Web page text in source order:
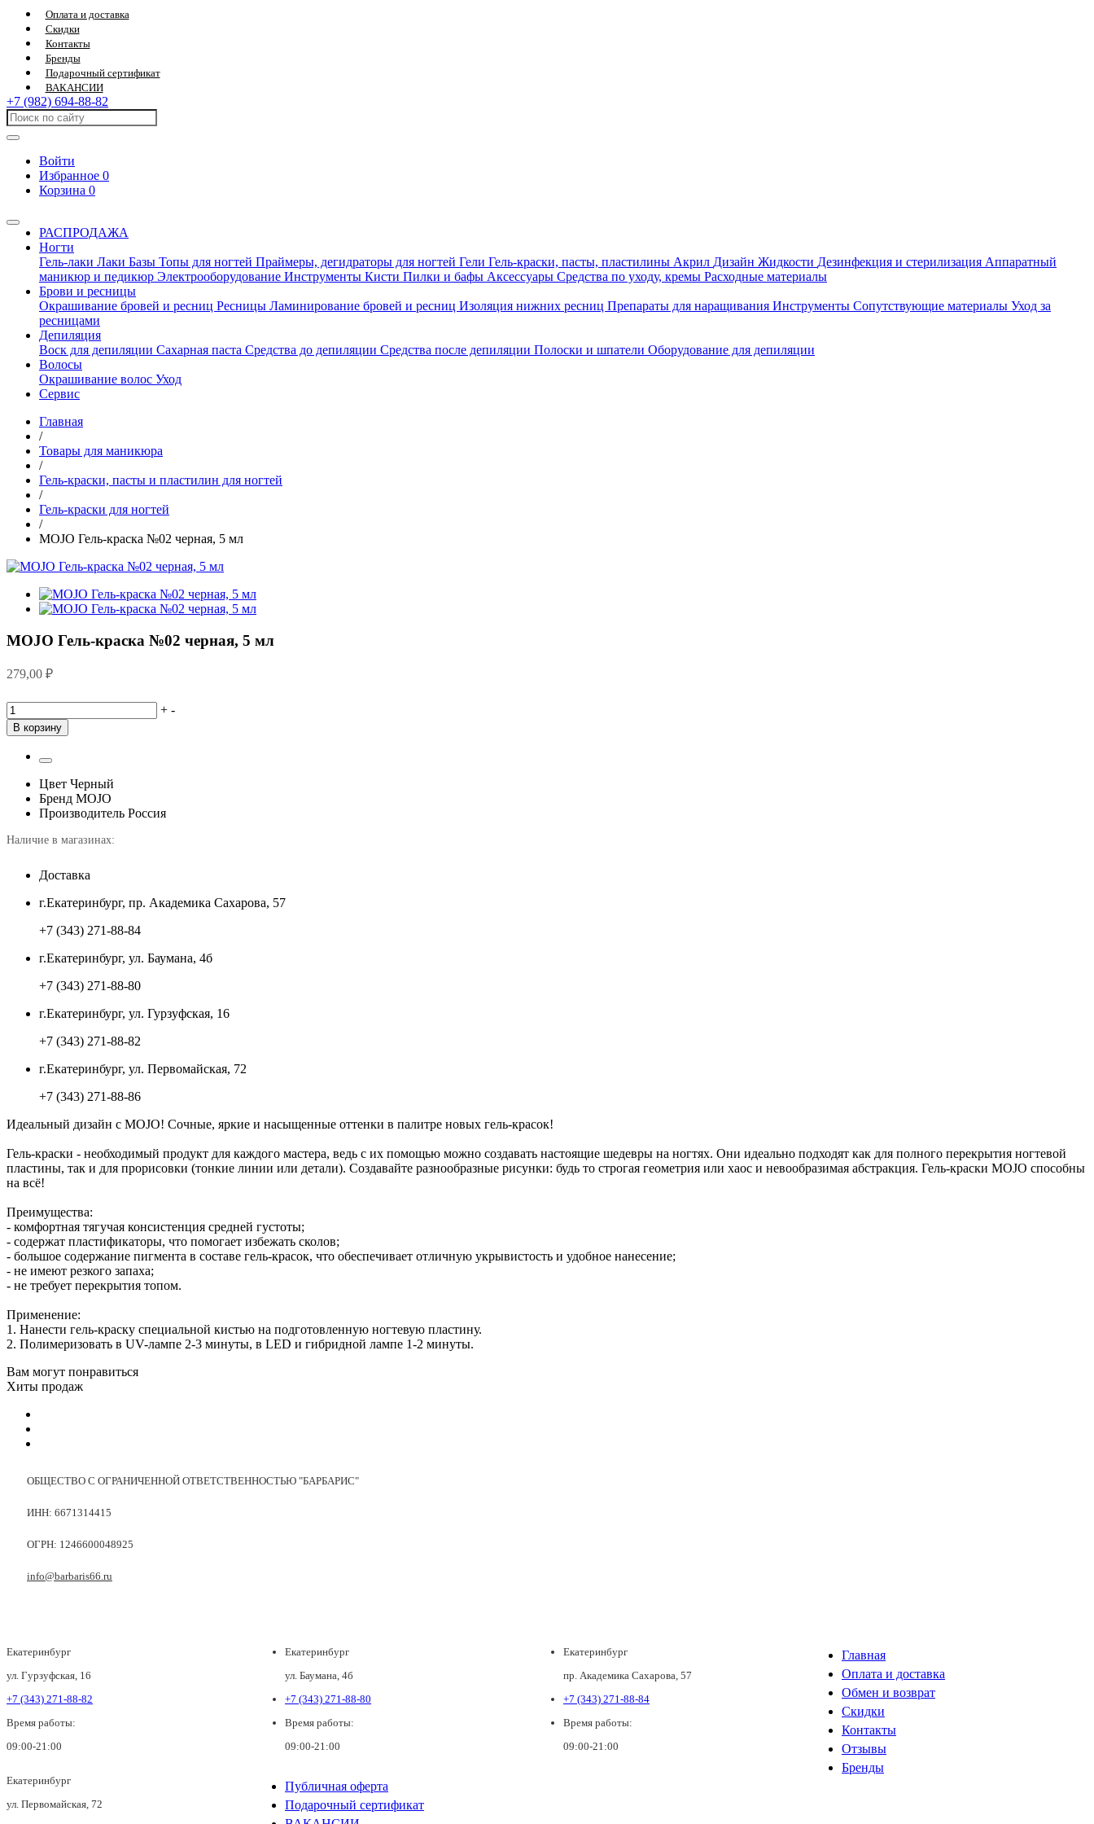
Оплата и доставка
Скидки
Контакты
Бренды
Подарочный сертификат
ВАКАНСИИ
+7 (982) 694-88-82
Войти
Избранное 0
Корзина 0
РАСПРОДАЖА
Ногти
Гель-лаки Лаки Базы Топы для ногтей Праймеры, дегидраторы для ногтей Гели Гель-краски, пасты, пластилины Акрил Дизайн Жидкости Дезинфекция и стерилизация Аппаратный
маникюр и педикюр Электрооборудование Инструменты Кисти Пилки и бафы Аксессуары Средства по уходу, кремы Расходные материалы
Брови и ресницы
Окрашивание бровей и ресниц Ресницы Ламинирование бровей и ресниц Изоляция нижних ресниц Препараты для наращивания Инструменты Сопутствующие материалы Уход за
ресницами
Депиляция
Воск для депиляции Сахарная паста Средства до депиляции Средства после депиляции Полоски и шпатели Оборудование для депиляции
Волосы
Окрашивание волос Уход
Сервис
Главная
/
Товары для маникюра
/
Гель-краски, пасты и пластилин для ногтей
/
Гель-краски для ногтей
/
MOJO Гель-краска №02 черная, 5 мл
MOJO Гель-краска №02 черная, 5 мл
279,00 ₽
+ -
В корзину
Цвет Черный
Бренд MOJO
Производитель Россия
Наличие в магазинах:
Доставка
г.Екатеринбург, пр. Академика Сахарова, 57
+7 (343) 271-88-84
г.Екатеринбург, ул. Баумана, 4б
+7 (343) 271-88-80
г.Екатеринбург, ул. Гурзуфская, 16
+7 (343) 271-88-82
г.Екатеринбург, ул. Первомайская, 72
+7 (343) 271-88-86
Идеальный дизайн с MOJO! Сочные, яркие и насыщенные оттенки в палитре новых гель-красок!
Гель-краски - необходимый продукт для каждого мастера, ведь с их помощью можно создавать настоящие шедевры на ногтях. Они идеально подходят как для полного перекрытия ногтевой
пластины, так и для прорисовки (тонкие линии или детали). Создавайте разнообразные рисунки: будь то строгая геометрия или хаос и невообразимая абстракция. Гель-краски MOJO способны
на всё!
Преимущества:
- комфортная тягучая консистенция средней густоты;
- содержат пластификаторы, что помогает избежать сколов;
- большое содержание пигмента в составе гель-красок, что обеспечивает отличную укрывистость и удобное нанесение;
- не имеют резкого запаха;
- не требует перекрытия топом.
Применение:
1. Нанести гель-краску специальной кистью на подготовленную ногтевую пластину.
2. Полимеризовать в UV-лампе 2-3 минуты, в LED и гибридной лампе 1-2 минуты.
Вам могут понравиться
Хиты продаж
ОБЩЕСТВО С ОГРАНИЧЕННОЙ ОТВЕТСТВЕННОСТЬЮ "БАРБАРИС"
ИНН: 6671314415
ОГРН: 1246600048925
info@barbaris66.ru
Екатеринбург
ул. Гурзуфская, 16
+7 (343) 271-88-82
Время работы:
09:00-21:00
Екатеринбург
ул. Баумана, 4б
+7 (343) 271-88-80
Время работы:
09:00-21:00
Екатеринбург
пр. Академика Сахарова, 57
+7 (343) 271-88-84
Время работы:
09:00-21:00
Екатеринбург
ул. Первомайская, 72
Главная
Оплата и доставка
Обмен и возврат
Скидки
Контакты
Отзывы
Бренды
Публичная оферта
Подарочный сертификат